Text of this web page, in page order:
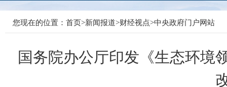
您现在的位置： 首页>新闻报道>财经视点>中央政府门户网站
国务院办公厅印发《生态环境